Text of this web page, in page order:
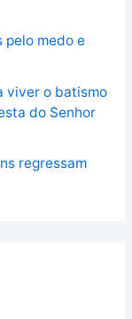
pelo medo e
viver o batismo
do Senhor
regressam